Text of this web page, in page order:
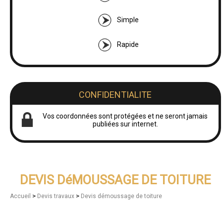
Simple
Rapide
CONFIDENTIALITE
Vos coordonnées sont protégées et ne seront jamais
publiées sur internet.
DEVIS DéMOUSSAGE DE TOITURE
Accueil > Devis travaux > Devis démoussage de toiture